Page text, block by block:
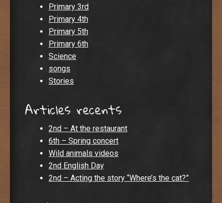
Primary 3rd
Primary 4th
Primary 5th
Primary 6th
Science
songs
Stories
Articles recents
2nd – At the restaurant
6th – Spring concert
Wild animals videos
2nd English Day
2nd – Acting the story “Where’s the cat?”